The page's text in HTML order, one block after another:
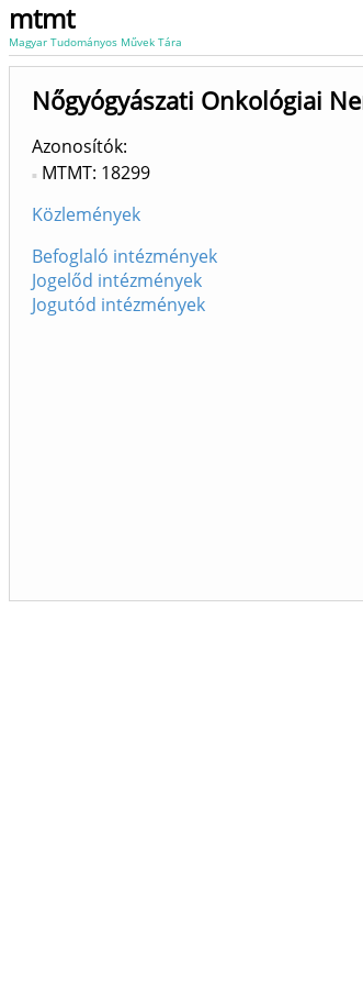
mtmt
Magyar Tudományos Művek Tára
Nőgyógyászati Onkológiai
Azonosítók
MTMT: 18299
Közlemények
Befoglaló intézmények
Jogelőd intézmények
Jogutód intézmények